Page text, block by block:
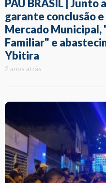
PAU BRASIL | Junto
garante conclusão
Mercado Municipal,
Familiar" e
Ybitira
2 anos atrás